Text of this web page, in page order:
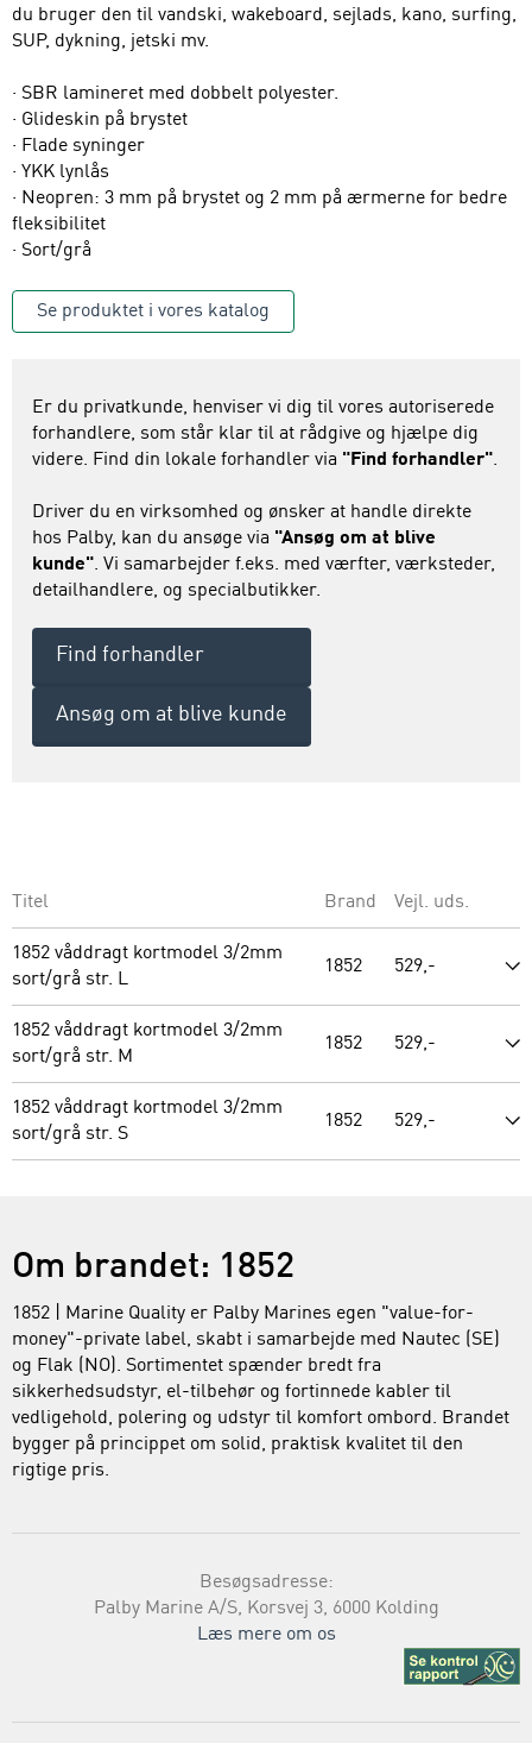
du bruger den til vandski, wakeboard, sejlads, kano, surfing,
SUP, dykning, jetski mv.
· SBR lamineret med dobbelt polyester.
· Glideskin på brystet
· Flade syninger
· YKK lynlås
· Neopren: 3 mm på brystet og 2 mm på ærmerne for bedre
fleksibilitet
· Sort/grå
Se produktet i vores katalog
Er du privatkunde, henviser vi dig til vores autoriserede
forhandlere, som står klar til at rådgive og hjælpe dig
videre. Find din lokale forhandler via "Find forhandler".
Driver du en virksomhed og ønsker at handle direkte
hos Palby, kan du ansøge via "Ansøg om at blive
kunde". Vi samarbejder f.eks. med værfter, værksteder,
detailhandlere, og specialbutikker.
Find forhandler
Ansøg om at blive kunde
Titel Brand Vejl. uds.
1852 våddragt kortmodel 3/2mm
sort/grå str. L
1852 529,-
1852 våddragt kortmodel 3/2mm
sort/grå str. M
1852 529,-
1852 våddragt kortmodel 3/2mm
sort/grå str. S
1852 529,-
Om brandet: 1852
1852 | Marine Quality er Palby Marines egen "value-for-
money"-private label, skabt i samarbejde med Nautec (SE)
og Flak (NO). Sortimentet spænder bredt fra
sikkerhedsudstyr, el-tilbehør og fortinnede kabler til
vedligehold, polering og udstyr til komfort ombord. Brandet
bygger på princippet om solid, praktisk kvalitet til den
rigtige pris.
Besøgsadresse:
Palby Marine A/S, Korsvej 3, 6000 Kolding
Læs mere om os